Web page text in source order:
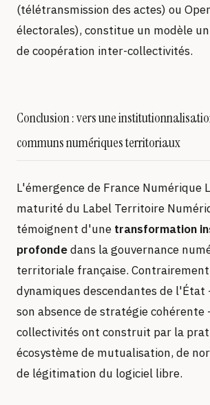
(télétransmission des actes) ou
électorales), constitue un modèle
de coopération inter-collectivités.
Conclusion : vers une
communs numériques territoriaux
L'émergence de France Numérique
maturité du Label Territoire
témoignent d'une transformation
profondedans la gouvernance
territoriale française.
dynamiques descendantes de
son absence de stratégie cohérente
collectivités ont construit par la
écosystème de mutualisation, de
de légitimation du logiciel libre.